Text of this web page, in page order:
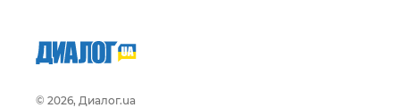
© 2026, Диалог.ua